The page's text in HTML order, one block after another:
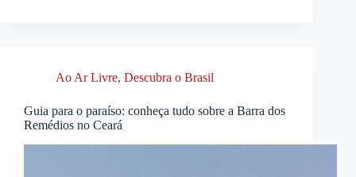
Ao Ar Livre, Descubra o Brasil
Guia para o paraíso: conheça tudo sobre a Barra dos
Remédios no Ceará